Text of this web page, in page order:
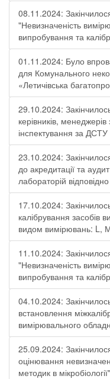
08.11.2024:
"Невизначеність
випробування та
01.11.2024: Було
для Комунального
«Летичівська
29.10.2024:
керівників, менеджерів
інспектування за
23.10.2024:
до акредитації та
лабораторій
17.10.2024:
калібрування засобів
видом вимірювань: L,
11.10.2024:
"Невизначеність
випробування та
04.10.2024:
встановлення
вимірювального
25.09.2024:
оцінювання
методик в мікробіології"